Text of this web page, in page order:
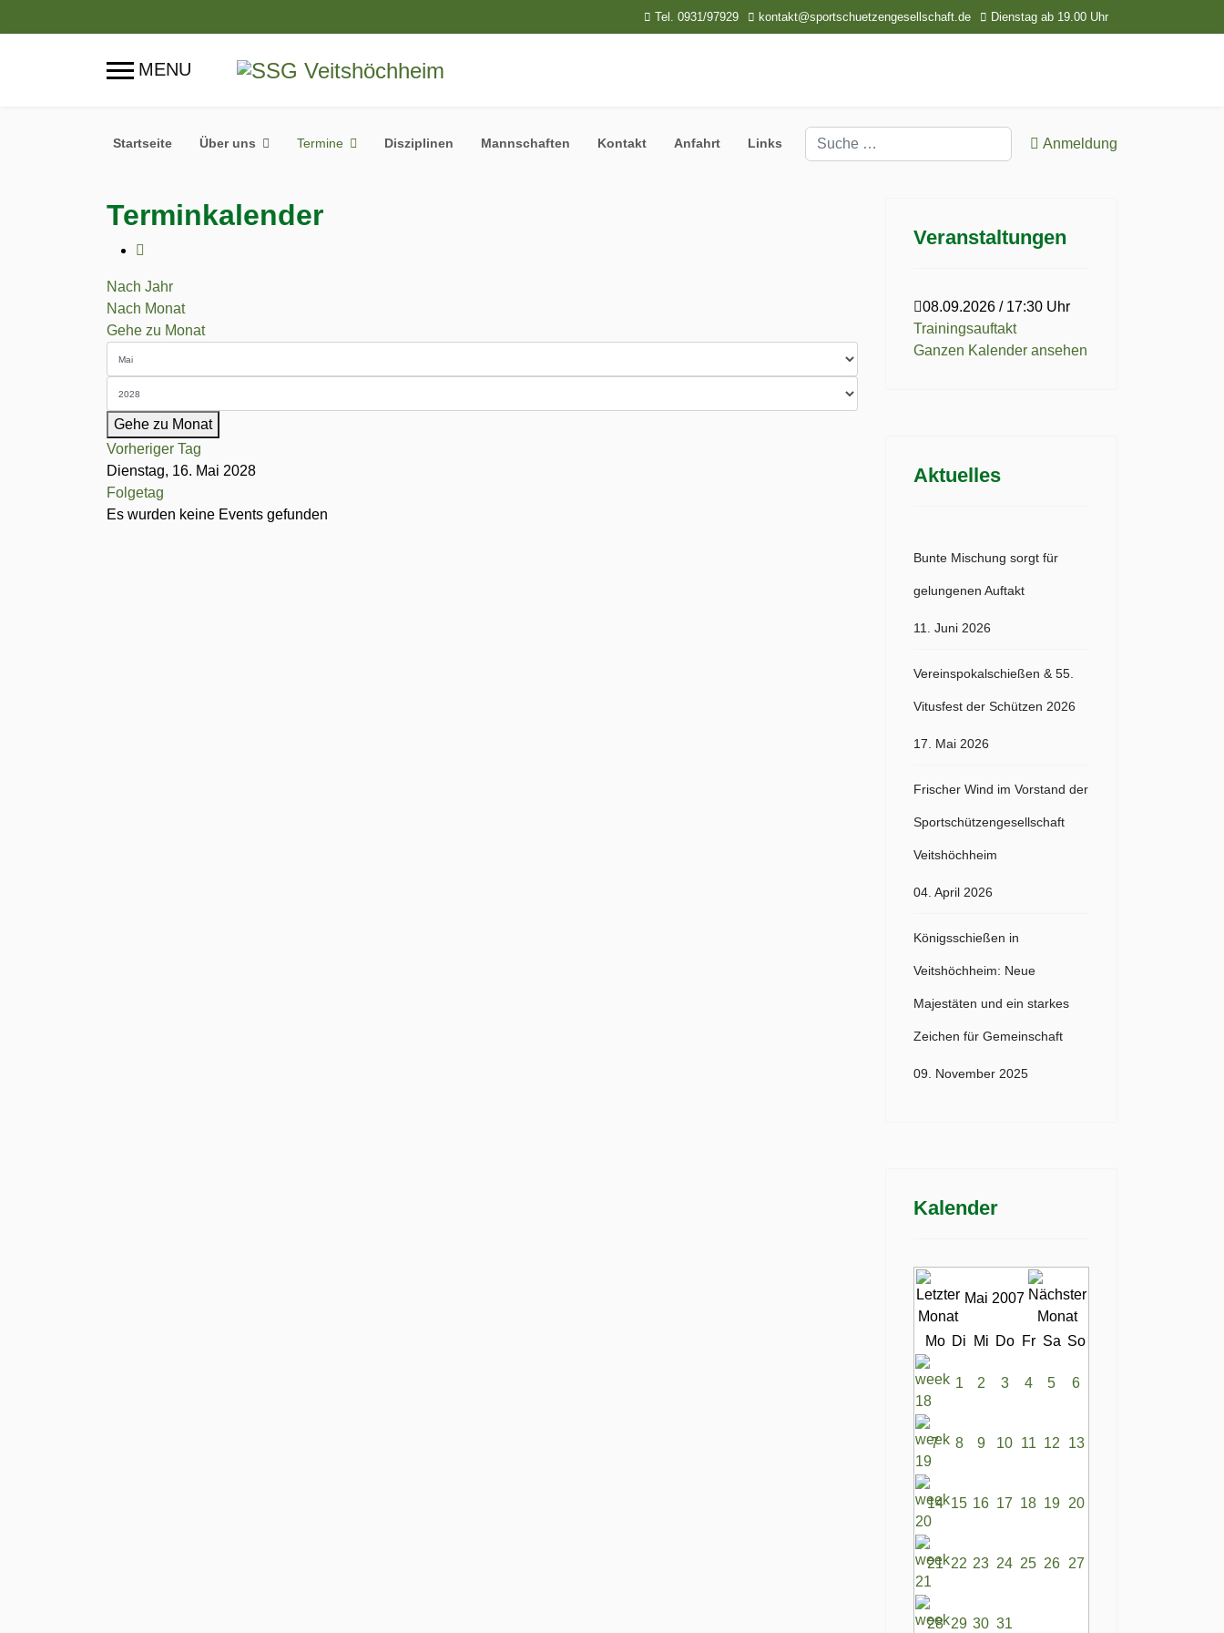
Tel. 0931/97929 kontakt@sportschuetzengesellschaft.de Dienstag ab 19.00 Uhr
Startseite Über uns Termine Disziplinen Mannschaften Kontakt Anfahrt Links Suchen Anmeldung
Terminkalender
Nach Jahr
Nach Monat
Gehe zu Monat
Gehe zu Monat
Vorheriger Tag
Dienstag, 16. Mai 2028
Folgetag
Es wurden keine Events gefunden
Veranstaltungen
08.09.2026 / 17:30 Uhr
Trainingsauftakt
Ganzen Kalender ansehen
Aktuelles
Bunte Mischung sorgt für
gelungenen Auftakt
11. Juni 2026
Vereinspokalschießen & 55.
Vitusfest der Schützen 2026
17. Mai 2026
Frischer Wind im Vorstand der
Sportschützengesellschaft
Veitshöchheim
04. April 2026
Königsschießen in
Veitshöchheim: Neue
Majestäten und ein starkes
Zeichen für Gemeinschaft
09. November 2025
Kalender
Mai 2007
Mo Di Mi Do Fr Sa So
1 2 3 4 5 6
7 8 9 10 11 12 13
14 15 16 17 18 19 20
21 22 23 24 25 26 27
28 29 30 31